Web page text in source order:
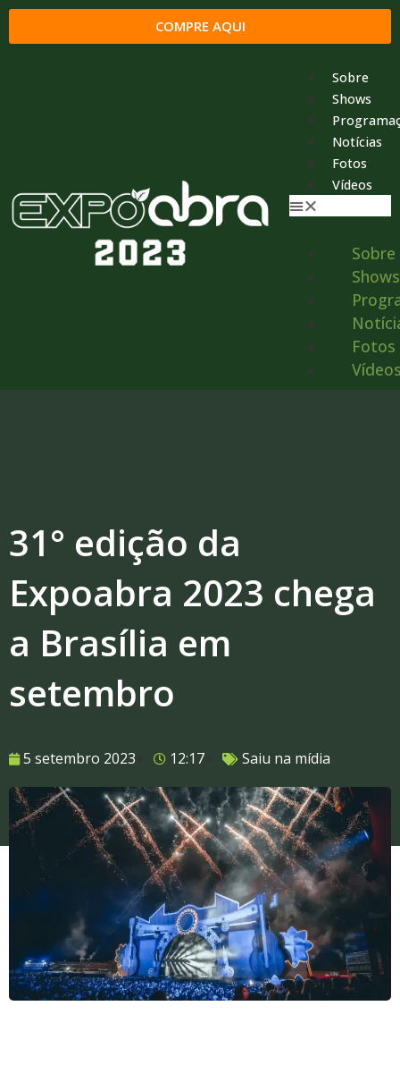
Sobre
Shows
Notícias
Fotos
Vídeos
Sobre
Shows
Fotos
COMPRE AQUI
31° edição da
Expoabra 2023 chega
a Brasília em
setembro
5 setembro 2023 12:17 Saiu na mídia